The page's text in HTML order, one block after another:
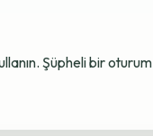
Şüpheli bir oturum